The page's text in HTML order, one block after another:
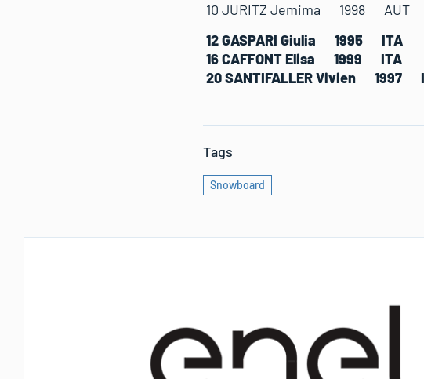
10 JURITZ Jemima 1998
12 GASPARI Giulia 1995
16 CAFFONT Elisa 1999
20 SANTIFALLER Vivien
Tags
Snowboard